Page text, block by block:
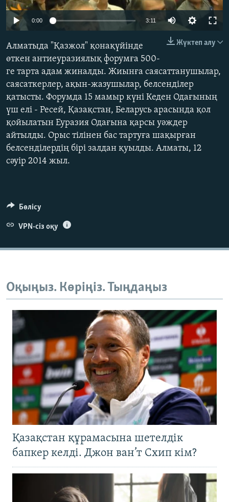
ЖАЗЫЛЫҢЫЗ
Басқа тілдерде
0:00 3:11
Жүктеп алу
Алматыда "Қазжол" қонақүйінде
өткен антиеуразиялық форумға 500-
ге тарта адам жиналды. Жиынға саясаттанушылар,
саясаткерлер, ақын-жазушылар, белсенділер
қатысты. Форумда 15 мамыр күні Кеден Одағының
үш елі - Ресей, Қазақстан, Беларусь арасында қол
қойылатын Еуразия Одағына қарсы уәждер
айтылды. Орыс тілінен бас тартуға шақырған
белсенділердің бірі залдан қуылды. Алматы, 12
сәуір 2014 жыл.
Бөлісу
VPN-сіз оқу
Оқыңыз. Көріңіз. Тыңдаңыз
Қазақстан құрамасына шетелдік
бапкер келді. Джон ван’т Схип кім?